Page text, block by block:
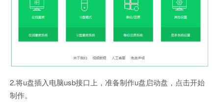
2.将u盘插入电脑usb接口上，准备制作u盘启动盘，点击开始
制作。